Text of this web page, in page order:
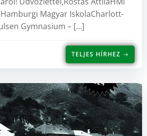
Magyar IskolaCharlott-
Gymnasium – […]
TELJES HÍRHEZ